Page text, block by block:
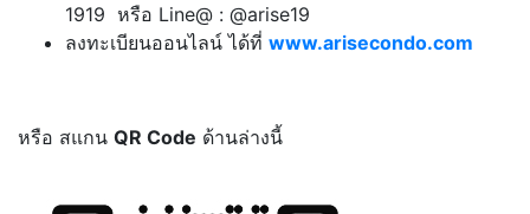
1919 หรือ Line@ : @arise19
ลงทะเบียนออนไลน์ ได้ที่ www.arisecondo.com
หรือ สแกน QR Code ด้านล่างนี้